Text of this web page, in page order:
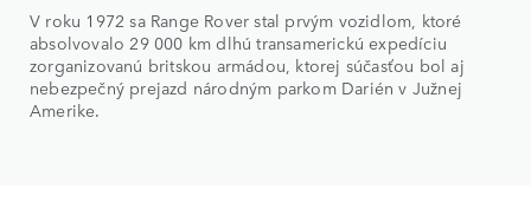
V roku 1972 sa Range Rover stal prvým vozidlom, ktoré
absolvovalo 29 000 km dlhú transamerickú expedíciu
zorganizovanú britskou armádou, ktorej súčasťou bol aj
nebezpečný prejazd národným parkom Darién v Južnej
Amerike.